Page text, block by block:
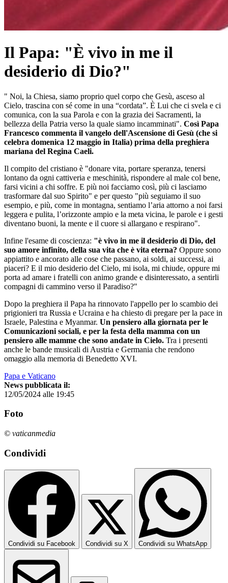
Il Papa: "È vivo in me il
desiderio di Dio?"
" Noi, la Chiesa, siamo proprio quel corpo che Gesù, asceso al
Cielo, trascina con sé come in una “cordata”. È Lui che ci svela e ci
comunica, con la sua Parola e con la grazia dei Sacramenti, la
bellezza della Patria verso la quale siamo incamminati". Così Papa
Francesco commenta il vangelo dell'Ascensione di Gesù (che si
celebra domenica 12 maggio in Italia) prima della preghiera
mariana del Regina Caeli.
Il compito del cristiano è "donare vita, portare speranza, tenersi
lontano da ogni cattiveria e meschinità, rispondere al male col bene,
farsi vicini a chi soffre. E più noi facciamo così, più ci lasciamo
trasformare dal suo Spirito" e per questo "più seguiamo il suo
esempio, e più, come in montagna, sentiamo l’aria attorno a noi farsi
leggera e pulita, l’orizzonte ampio e la meta vicina, le parole e i gesti
diventano buoni, la mente e il cuore si allargano e respirano".
Infine l'esame di coscienza: "è vivo in me il desiderio di Dio, del
suo amore infinito, della sua vita che è vita eterna? Oppure sono
appiattito e ancorato alle cose che passano, ai soldi, ai successi, ai
piaceri? E il mio desiderio del Cielo, mi isola, mi chiude, oppure mi
porta ad amare i fratelli con animo grande e disinteressato, a sentirli
compagni di cammino verso il Paradiso?"
Dopo la preghiera il Papa ha rinnovato l'appello per lo scambio dei
prigionieri tra Russia e Ucraina e ha chiesto di pregare per la pace in
Israele, Palestina e Myanmar. Un pensiero alla giornata per le
Comunicazioni sociali, e per la festa della mamma con un
pensiero alle mamme che sono andate in Cielo. Tra i presenti
anche le bande musicali di Austria e Germania che rendono
omaggio alla memoria di Benedetto XVI.
Papa e Vaticano
News pubblicata il:
12/05/2024 alle 19:45
Foto
© vaticanmedia
Condividi
Condividi su Facebook Condividi su X Condividi su WhatsApp